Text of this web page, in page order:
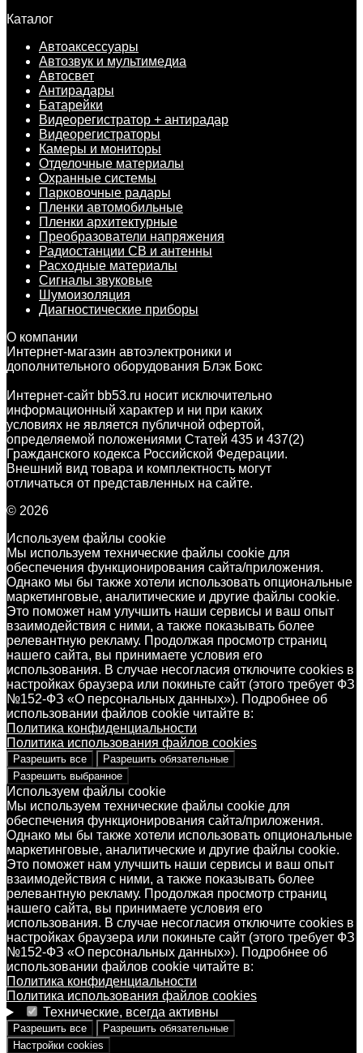
Каталог
Автоаксессуары
Автозвук и мультимедиа
Автосвет
Антирадары
Батарейки
Видеорегистратор + антирадар
Видеорегистраторы
Камеры и мониторы
Отделочные материалы
Охранные системы
Парковочные радары
Пленки автомобильные
Пленки архитектурные
Преобразователи напряжения
Радиостанции CB и антенны
Расходные материалы
Сигналы звуковые
Шумоизоляция
Диагностические приборы
О компании
Интернет-магазин автоэлектроники и
дополнительного оборудования Блэк Бокс
Интернет-сайт bb53.ru носит исключительно
информационный характер и ни при каких
условиях не является публичной офертой,
определяемой положениями Статей 435 и 437(2)
Гражданского кодекса Российской Федерации.
Внешний вид товара и комплектность могут
отличаться от представленных на сайте.
© 2026
Используем файлы cookie
Мы используем технические файлы cookie для
обеспечения функционирования сайта/приложения.
Однако мы бы также хотели использовать опциональные
маркетинговые, аналитические и другие файлы cookie.
Это поможет нам улучшить наши сервисы и ваш опыт
взаимодействия с ними, а также показывать более
релевантную рекламу. Продолжая просмотр страниц
нашего сайта, вы принимаете условия его
использования. В случае несогласия отключите cookies в
настройках браузера или покиньте сайт (этого требует ФЗ
№152-ФЗ «О персональных данных»). Подробнее об
использовании файлов cookie читайте в:
Политика конфиденциальности
Политика использования файлов cookies
Разрешить все
Разрешить обязательные
Разрешить выбранное
Используем файлы cookie
Мы используем технические файлы cookie для
обеспечения функционирования сайта/приложения.
Однако мы бы также хотели использовать опциональные
маркетинговые, аналитические и другие файлы cookie.
Это поможет нам улучшить наши сервисы и ваш опыт
взаимодействия с ними, а также показывать более
релевантную рекламу. Продолжая просмотр страниц
нашего сайта, вы принимаете условия его
использования. В случае несогласия отключите cookies в
настройках браузера или покиньте сайт (этого требует ФЗ
№152-ФЗ «О персональных данных»). Подробнее об
использовании файлов cookie читайте в:
Политика конфиденциальности
Политика использования файлов cookies
Технические, всегда активны
Разрешить все
Разрешить обязательные
Настройки cookies